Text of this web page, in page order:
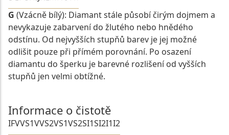
G (Vzácně bílý): Diamant stále působí čirým dojmem a
nevykazuje zabarvení do žlutého nebo hnědého
odstínu. Od nejvyšších stupňů barev je jej možné
odlišit pouze při přímém porovnání. Po osazení
diamantu do šperku je barevné rozlišení od vyšších
stupňů jen velmi obtížné.
Informace o čistotě
IFVVS1VVS2VS1VS2SI1SI2I1I2